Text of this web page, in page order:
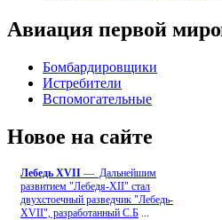
Авиация первой
Бомбардировщики
Истребители
Вспомогательные
Новое на сайте
Лебедь ХVII — Дальнейшим
развитием "Лебедя-ХII" стал
двухстоечный разведчик "Лебедь-
XVII", разработанный С.Б